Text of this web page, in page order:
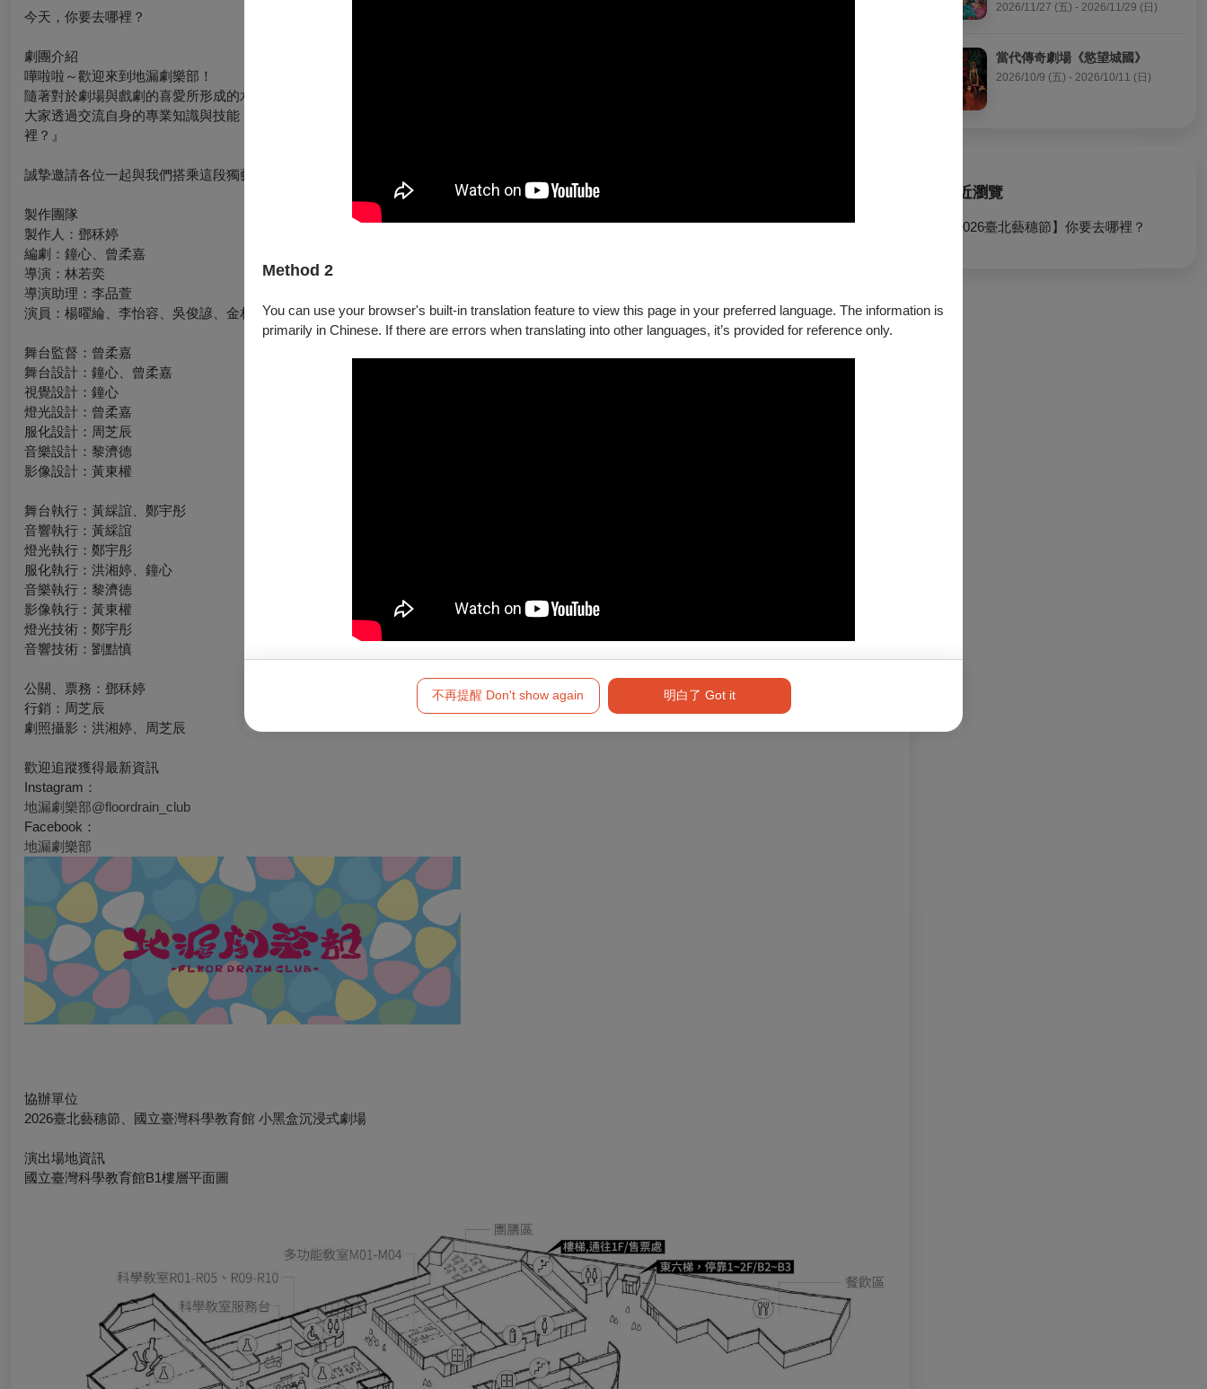
Method 2
You can use your browser's built-in translation feature to view this page in your preferred language. The information is
primarily in Chinese. If there are errors when translating into other languages, it’s provided for reference only.
不再提醒 Don't show again 明白了 Got it
今天，你要去哪裡？
劇團介紹
嘩啦啦～歡迎來到地漏劇樂部！
隨著對於劇場與戲劇的喜愛所形成的水流，地漏劇樂部匯集了來自不同領域、科系的劇場愛好者與創作者。
大家透過交流自身的專業知識與技能，將我們對於世界的觀察激盪出獨一無二的靈感火花，並在2026藝穗節展演我們第一部戲劇製作『你要去哪
裡？』
誠摯邀請各位一起與我們搭乘這段獨藝無二的計程車之旅！
製作團隊
製作人：鄧秝婷
編劇：鐘心、曾柔嘉
導演：林若奕
導演助理：李品萱
演員：楊曜綸、李怡容、吳俊諺、金相潾、黃毓蓉、陳奕臻、林甘祥
舞台監督：曾柔嘉
舞台設計：鐘心、曾柔嘉
視覺設計：鐘心
燈光設計：曾柔嘉
服化設計：周芝辰
音樂設計：黎濟德
影像設計：黃東權
舞台執行：黃綵誼、鄭宇彤
音響執行：黃綵誼
燈光執行：鄭宇彤
服化執行：洪湘婷、鐘心
音樂執行：黎濟德
影像執行：黃東權
燈光技術：鄭宇彤
音響技術：劉黠慎
公關、票務：鄧秝婷
行銷：周芝辰
劇照攝影：洪湘婷、周芝辰
歡迎追蹤獲得最新資訊
Instagram ：
地漏劇樂部@floordrain_club
Facebook ：
地漏劇樂部
協辦單位
2026臺北藝穗節、國立臺灣科學教育館 小黑盒沉浸式劇場
演出場地資訊
國立臺灣科學教育館B1樓層平面圖
2026/11/27 (五) - 2026/11/29 (日)
當代傳奇劇場《慾望城國》
2026/10/9 (五) - 2026/10/11 (日)
最近瀏覽
【2026臺北藝穗節】你要去哪裡？